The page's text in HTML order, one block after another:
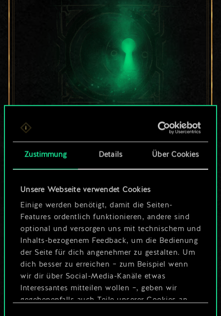
Zustimmung Details Über Cookies
Unsere Webseite verwendet Cookies
Einige werden benötigt, damit die Seiten-
Features ordentlich funktionieren, andere sind
optional und versorgen uns mit technischem und
Inhalts-bezogenem Feedback, um die Bedienung
der Seite für dich angenehmer zu gestalten. Um
dich besser zu erreichen – zum Beispiel wenn
wir dir über Social-Media-Kanäle etwas
Interessantes mitteilen wollen –, geben wir
gegebenenfalls auch Teile unserer Cookies an
Bis jetzt ist dies nur
ein geteilter Satz
Wo es doch so viel
mehr sein kann!
Deck benennen und Leitfaden
Deck bearbeiten